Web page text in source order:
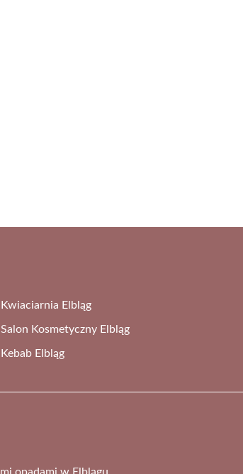
Kwiaciarnia Elbląg
Salon Kosmetyczny Elbląg
Kebab Elbląg